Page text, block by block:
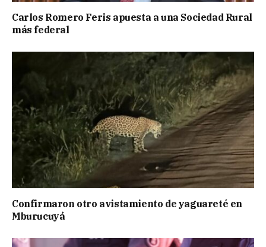
Carlos Romero Feris apuesta a una Sociedad Rural
más federal
Confirmaron otro avistamiento de yaguareté en
Mburucuyá